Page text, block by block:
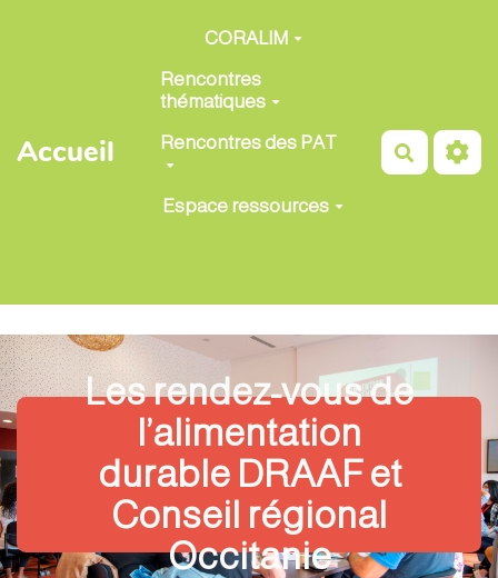
Aller au contenu principal
Accueil
CORALIM
Rencontres
thématiques
Rencontres des PAT
Espace ressources
Les rendez-vous de
l’alimentation
durable DRAAF et
Conseil régional
Occitanie